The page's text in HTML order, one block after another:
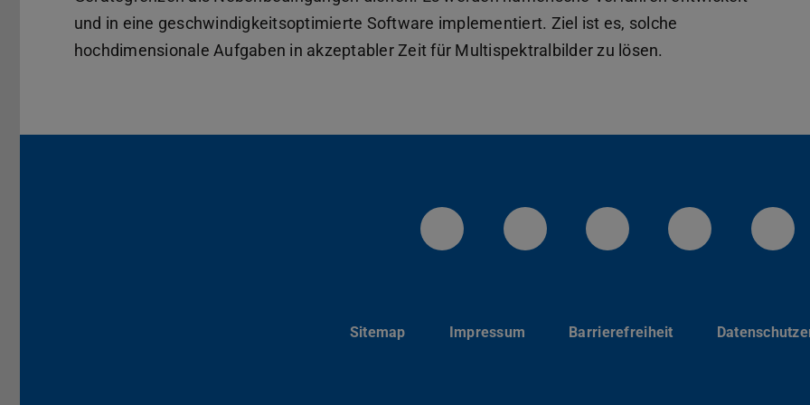
und in eine geschwindigkeitsoptimierte Software implementiert. Ziel ist es, solche
hochdimensionale Aufgaben in akzeptabler Zeit für Multispektralbilder zu lösen.
LinkedIn-Seite der TU Darmstadt
Instagram-Kanal der TU
Bluesky-Kanal der
Sitemap Impressum Barrierefreiheit